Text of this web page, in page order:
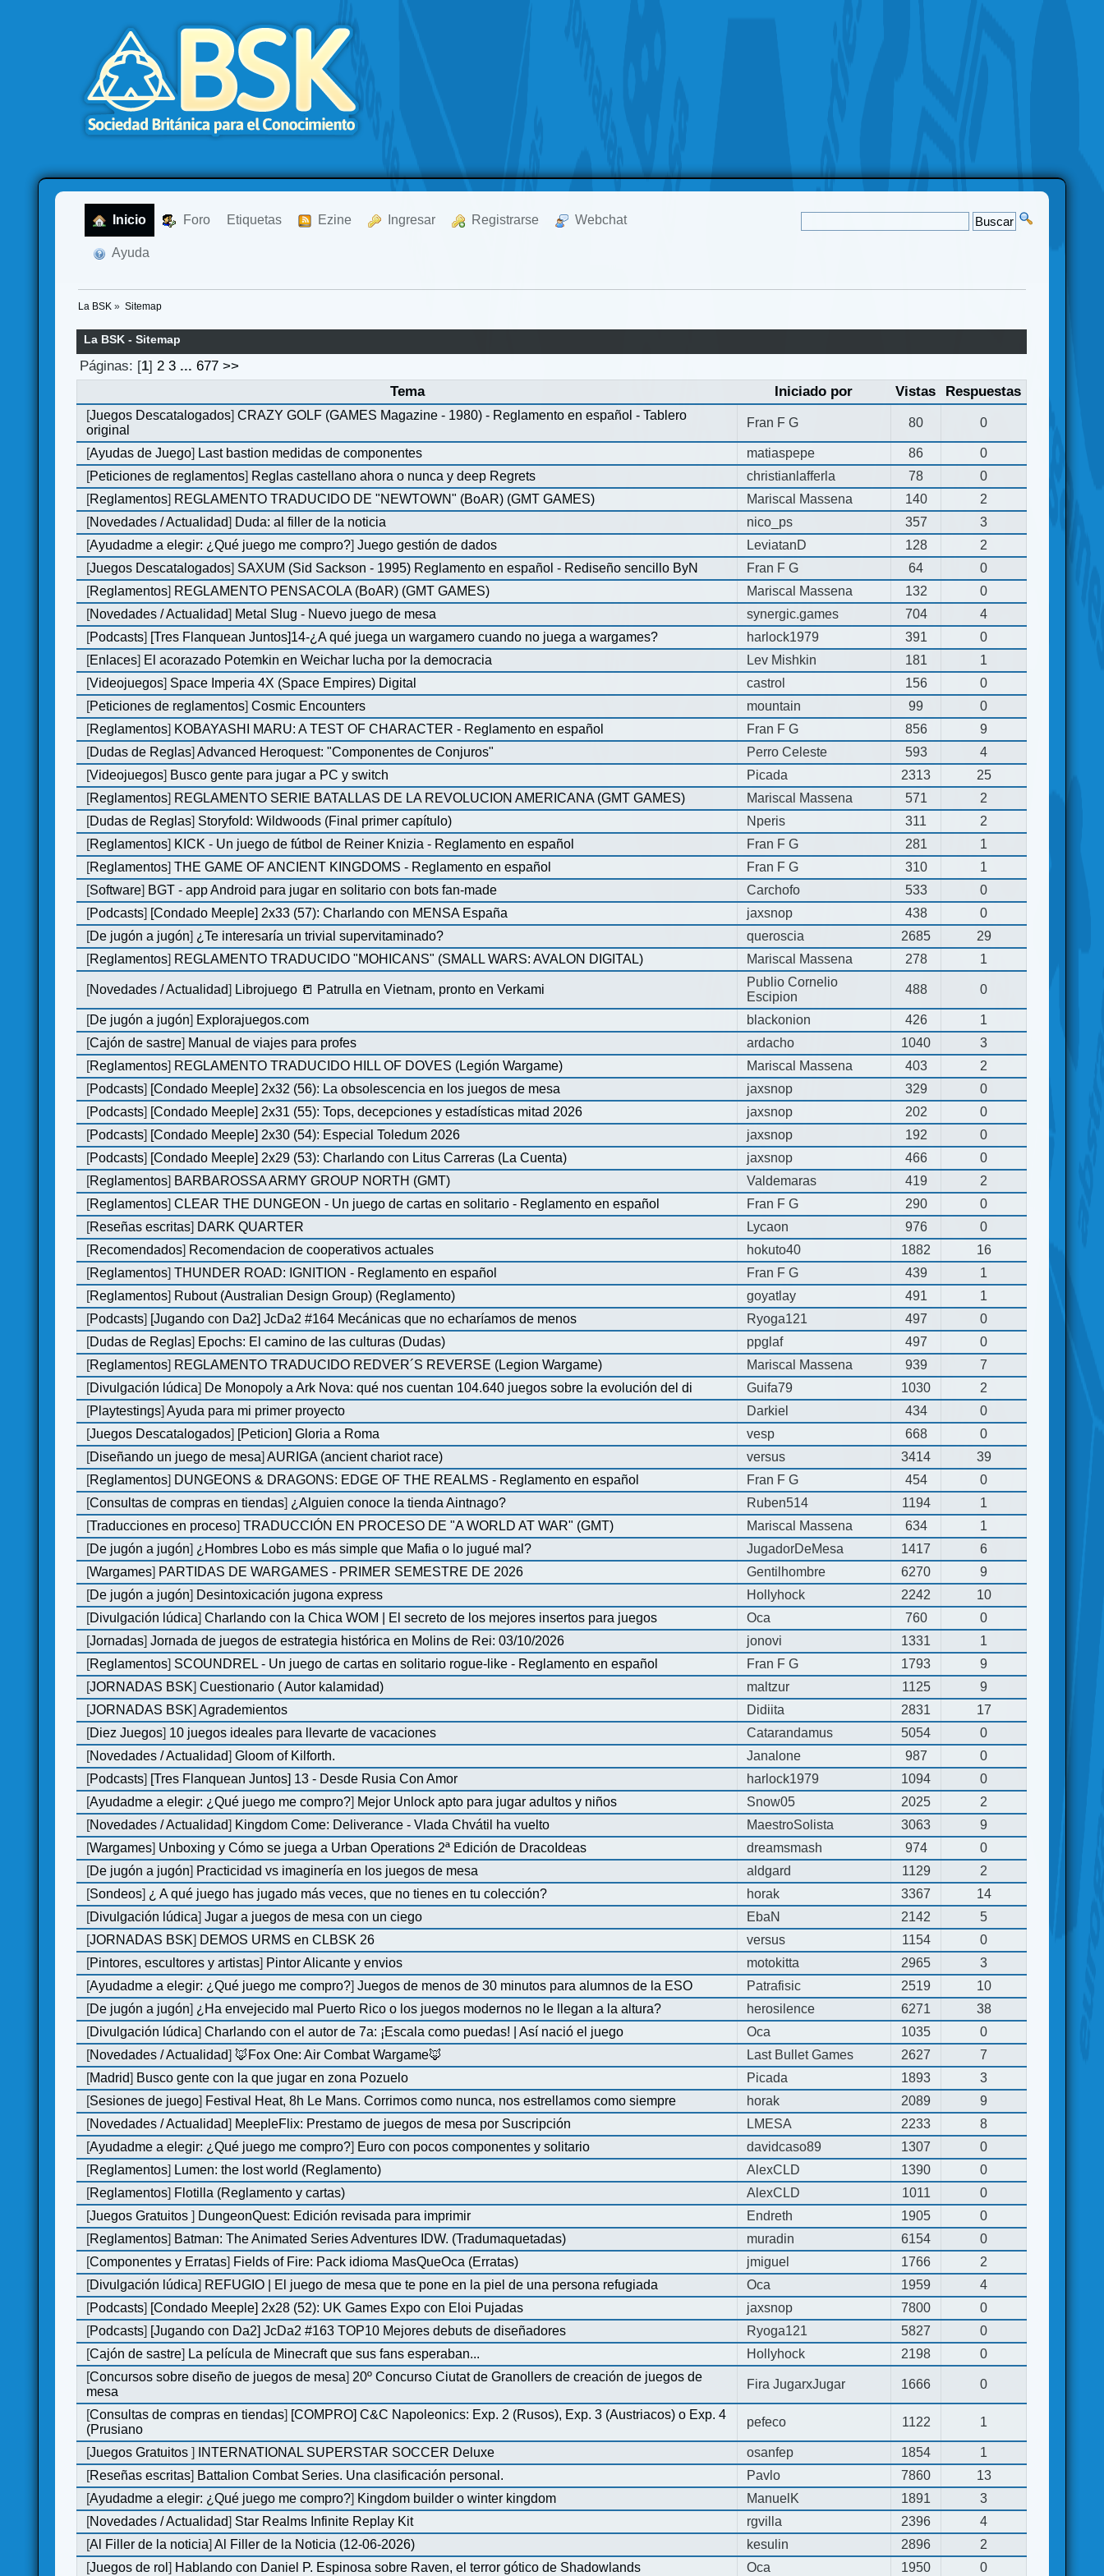
Inicio Foro Etiquetas Ezine Ingresar Registrarse Webchat
Ayuda
La BSK » Sitemap
La BSK - Sitemap
Páginas: [1] 2 3 ... 677 >>
Tema
Iniciado por Vistas Respuestas
[Juegos Descatalogados]CRAZY GOLF (GAMES Magazine - 1980) - Reglamento en español - Tablero
original
Fran F G 80 0
[Ayudas de Juego] Last bastion medidas de componentes matiaspepe 86
0
[Peticiones de reglamentos] Reglas castellano ahora o nunca y deep Regrets christianlafferla 78
0
[Reglamentos] REGLAMENTO TRADUCIDO DE "NEWTOWN" (BoAR) (GMT GAMES) Mariscal Massena 140
2
[Novedades / Actualidad] Duda: al filler de la noticia nico_ps 357
3
[Ayudadme a elegir: ¿Qué juego me compro?]Juego gestión de dados LeviatanD 128
2
[Juegos Descatalogados] SAXUM (Sid Sackson - 1995) Reglamento en español - Rediseño sencillo ByN Fran F G 64
0
[Reglamentos] REGLAMENTO PENSACOLA (BoAR) (GMT GAMES) Mariscal Massena 132
0
[Novedades / Actualidad] Metal Slug - Nuevo juego de mesa synergic.games 704
4
[Podcasts] [Tres Flanquean Juntos]14-¿A qué juega un wargamero cuando no juega a wargames? harlock1979 391
0
[Enlaces] El acorazado Potemkin en Weichar lucha por la democracia Lev Mishkin 181
1
[Videojuegos] Space Imperia 4X (Space Empires) Digital castrol 156
0
[Peticiones de reglamentos]Cosmic Encounters mountain 99
0
[Reglamentos] KOBAYASHI MARU: A TEST OF CHARACTER - Reglamento en español Fran F G 856
9
[Dudas de Reglas]Advanced Heroquest: "Componentes de Conjuros" Perro Celeste 593
4
[Videojuegos] Busco gente para jugar a PC y switch Picada 2313
25
[Reglamentos] REGLAMENTO SERIE BATALLAS DE LA REVOLUCION AMERICANA (GMT GAMES) Mariscal Massena 571
2
[Dudas de Reglas] Storyfold: Wildwoods (Final primer capítulo) Nperis 311
2
[Reglamentos] KICK - Un juego de fútbol de Reiner Knizia - Reglamento en español Fran F G 281
1
[Reglamentos]THE GAME OF ANCIENT KINGDOMS - Reglamento en español Fran F G 310
1
[Software] BGT - app Android para jugar en solitario con bots fan-made Carchofo 533
0
[Podcasts] [Condado Meeple] 2x33 (57): Charlando con MENSA España jaxsnop 438
0
[De jugón a jugón] ¿Te interesaría un trivial supervitaminado? queroscia 2685
29
[Reglamentos] REGLAMENTO TRADUCIDO "MOHICANS" (SMALL WARS: AVALON DIGITAL) Mariscal Massena 278 1
[Novedades / Actualidad] Librojuego 📒 Patrulla en Vietnam, pronto en Verkami
Publio Cornelio
Escipion
488 0
[De jugón a jugón] Explorajuegos.com blackonion 426
1
[Cajón de sastre] Manual de viajes para profes ardacho 1040
3
[Reglamentos] REGLAMENTO TRADUCIDO HILL OF DOVES (Legión Wargame) Mariscal Massena 403
2
[Podcasts] [Condado Meeple] 2x32 (56): La obsolescencia en los juegos de mesa jaxsnop 329
0
[Podcasts] [Condado Meeple] 2x31 (55): Tops, decepciones y estadísticas mitad 2026 jaxsnop 202
0
[Podcasts] [Condado Meeple] 2x30 (54): Especial Toledum 2026 jaxsnop 192
0
[Podcasts] [Condado Meeple] 2x29 (53): Charlando con Litus Carreras (La Cuenta) jaxsnop 466
0
[Reglamentos] BARBAROSSA ARMY GROUP NORTH (GMT) Valdemaras 419
2
[Reglamentos]CLEAR THE DUNGEON - Un juego de cartas en solitario - Reglamento en español Fran F G 290
0
[Reseñas escritas] DARK QUARTER Lycaon 976
0
[Recomendados] Recomendacion de cooperativos actuales hokuto40 1882
16
[Reglamentos]THUNDER ROAD: IGNITION - Reglamento en español Fran F G 439
1
[Reglamentos] Rubout (Australian Design Group) (Reglamento) goyatlay 491
1
[Podcasts] [Jugando con Da2] JcDa2 #164 Mecánicas que no echaríamos de menos Ryoga121 497
0
[Dudas de Reglas] Epochs: El camino de las culturas (Dudas) ppglaf 497
0
[Reglamentos] REGLAMENTO TRADUCIDO REDVER´S REVERSE (Legion Wargame) Mariscal Massena 939
7
[Divulgación lúdica] De Monopoly a Ark Nova: qué nos cuentan 104.640 juegos sobre la evolución del di Guifa79 1030
2
[Playtestings]Ayuda para mi primer proyecto Darkiel 434
0
[Juegos Descatalogados] [Peticion] Gloria a Roma vesp 668
0
[Diseñando un juego de mesa]AURIGA (ancient chariot race) versus 3414
39
[Reglamentos] DUNGEONS & DRAGONS: EDGE OF THE REALMS - Reglamento en español Fran F G 454
0
[Consultas de compras en tiendas] ¿Alguien conoce la tienda Aintnago? Ruben514 1194
1
[Traducciones en proceso]TRADUCCIÓN EN PROCESO DE "A WORLD AT WAR" (GMT) Mariscal Massena 634
1
[De jugón a jugón] ¿Hombres Lobo es más simple que Mafia o lo jugué mal? JugadorDeMesa 1417
6
[Wargames] PARTIDAS DE WARGAMES - PRIMER SEMESTRE DE 2026 Gentilhombre 6270
9
[De jugón a jugón] Desintoxicación jugona express Hollyhock 2242
10
[Divulgación lúdica]Charlando con la Chica WOM | El secreto de los mejores insertos para juegos Oca 760
0
[Jornadas]Jornada de juegos de estrategia histórica en Molins de Rei: 03/10/2026 jonovi 1331
1
[Reglamentos] SCOUNDREL - Un juego de cartas en solitario rogue-like - Reglamento en español Fran F G 1793
9
[JORNADAS BSK]Cuestionario ( Autor kalamidad) maltzur 1125
9
[JORNADAS BSK]Agrademientos Didiita 2831
17
[Diez Juegos] 10 juegos ideales para llevarte de vacaciones Catarandamus 5054
0
[Novedades / Actualidad]Gloom of Kilforth. Janalone 987
0
[Podcasts] [Tres Flanquean Juntos] 13 - Desde Rusia Con Amor harlock1979 1094
0
[Ayudadme a elegir: ¿Qué juego me compro?] Mejor Unlock apto para jugar adultos y niños Snow05 2025
2
[Novedades / Actualidad] Kingdom Come: Deliverance - Vlada Chvátil ha vuelto MaestroSolista 3063
9
[Wargames] Unboxing y Cómo se juega a Urban Operations 2ª Edición de DracoIdeas dreamsmash 974
0
[De jugón a jugón] Practicidad vs imaginería en los juegos de mesa aldgard 1129
2
[Sondeos] ¿ A qué juego has jugado más veces, que no tienes en tu colección? horak 3367
14
[Divulgación lúdica]Jugar a juegos de mesa con un ciego EbaN 2142
5
[JORNADAS BSK] DEMOS URMS en CLBSK 26 versus 1154
0
[Pintores, escultores y artistas] Pintor Alicante y envios motokitta 2965
3
[Ayudadme a elegir: ¿Qué juego me compro?]Juegos de menos de 30 minutos para alumnos de la ESO Patrafisic 2519
10
[De jugón a jugón] ¿Ha envejecido mal Puerto Rico o los juegos modernos no le llegan a la altura? herosilence 6271
38
[Divulgación lúdica]Charlando con el autor de 7a: ¡Escala como puedas! | Así nació el juego Oca 1035
0
[Novedades / Actualidad] 🦊Fox One: Air Combat Wargame🦊 Last Bullet Games 2627
7
[Madrid] Busco gente con la que jugar en zona Pozuelo Picada 1893
3
[Sesiones de juego] Festival Heat, 8h Le Mans. Corrimos como nunca, nos estrellamos como siempre horak 2089
9
[Novedades / Actualidad] MeepleFlix: Prestamo de juegos de mesa por Suscripción LMESA 2233
8
[Ayudadme a elegir: ¿Qué juego me compro?] Euro con pocos componentes y solitario davidcaso89 1307
0
[Reglamentos] Lumen: the lost world (Reglamento) AlexCLD 1390
0
[Reglamentos] Flotilla (Reglamento y cartas) AlexCLD 1011
0
[Juegos Gratuitos] DungeonQuest: Edición revisada para imprimir Endreth 1905
0
[Reglamentos] Batman: The Animated Series Adventures IDW. (Tradumaquetadas) muradin 6154
0
[Componentes y Erratas] Fields of Fire: Pack idioma MasQueOca (Erratas) jmiguel 1766
2
[Divulgación lúdica] REFUGIO | El juego de mesa que te pone en la piel de una persona refugiada Oca 1959
4
[Podcasts] [Condado Meeple] 2x28 (52): UK Games Expo con Eloi Pujadas jaxsnop 7800
0
[Podcasts] [Jugando con Da2] JcDa2 #163 TOP10 Mejores debuts de diseñadores Ryoga121 5827
0
[Cajón de sastre] La película de Minecraft que sus fans esperaban... Hollyhock 2198
0
[Concursos sobre diseño de juegos de mesa] 20º Concurso Ciutat de Granollers de creación de juegos de
mesa
Fira JugarxJugar 1666 0
[Consultas de compras en tiendas] [COMPRO] C&C Napoleonics: Exp. 2 (Rusos), Exp. 3 (Austriacos) o Exp. 4
(Prusiano
pefeco 1122 1
[Juegos Gratuitos] INTERNATIONAL SUPERSTAR SOCCER Deluxe osanfep 1854
1
[Reseñas escritas] Battalion Combat Series. Una clasificación personal. Pavlo 7860
13
[Ayudadme a elegir: ¿Qué juego me compro?] Kingdom builder o winter kingdom ManuelK 1891
3
[Novedades / Actualidad] Star Realms Infinite Replay Kit rgvilla 2396
4
[Al Filler de la noticia]Al Filler de la Noticia (12-06-2026) kesulin 2896
2
[Juegos de rol] Hablando con Daniel P. Espinosa sobre Raven, el terror gótico de Shadowlands Oca 1950 0